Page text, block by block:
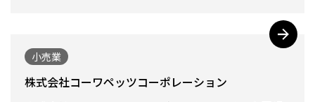
小売業
株式会社コーワペッツコーポレーション